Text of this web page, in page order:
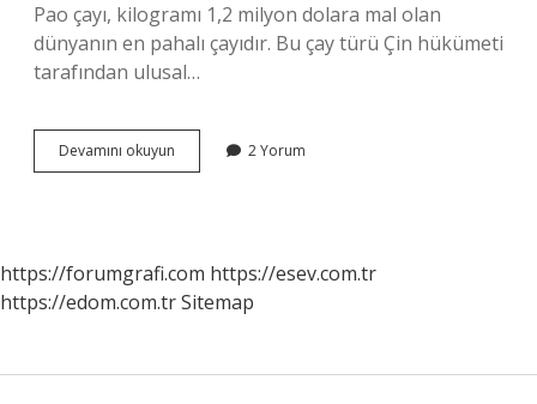
Pao çayı, kilogramı 1,2 milyon dolara mal olan
dünyanın en pahalı çayıdır. Bu çay türü Çin hükümeti
tarafından ulusal…
Devamını okuyun Dünyanın
En
2 Yorum
https://forumgrafi.com https://esev.com.tr
https://edom.com.trSitemap